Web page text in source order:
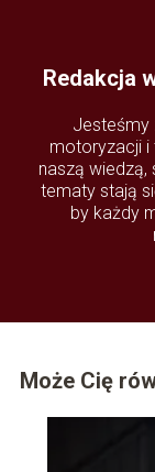
Redakcja
Jesteśmy
motoryzacji i
naszą wiedzą,
tematy stają
by każdy
Może Cię